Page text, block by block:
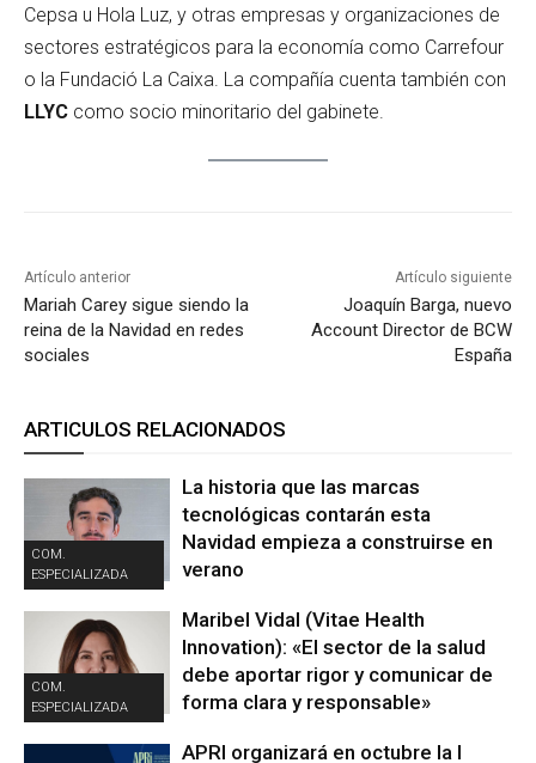
Cepsa u Hola Luz, y otras empresas y organizaciones de
sectores estratégicos para la economía como Carrefour
o la Fundació La Caixa. La compañía cuenta también con
LLYC como socio minoritario del gabinete.
Artículo anterior
Mariah Carey sigue siendo la
reina de la Navidad en redes
sociales
Artículo siguiente
Joaquín Barga, nuevo
Account Director de BCW
España
ARTICULOS RELACIONADOS
COM.
ESPECIALIZADA
La historia que las marcas
tecnológicas contarán esta
Navidad empieza a construirse en
verano
COM.
ESPECIALIZADA
Maribel Vidal (Vitae Health
Innovation): «El sector de la salud
debe aportar rigor y comunicar de
forma clara y responsable»
APRI organizará en octubre la I